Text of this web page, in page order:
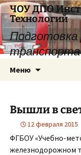
Перейти
к
содержимому
ЧОУ ДПО
Технологий
транспорта
Меню
Вышли в
12 февраля 2015
ФГБОУ «Учебно-
железнодорожном